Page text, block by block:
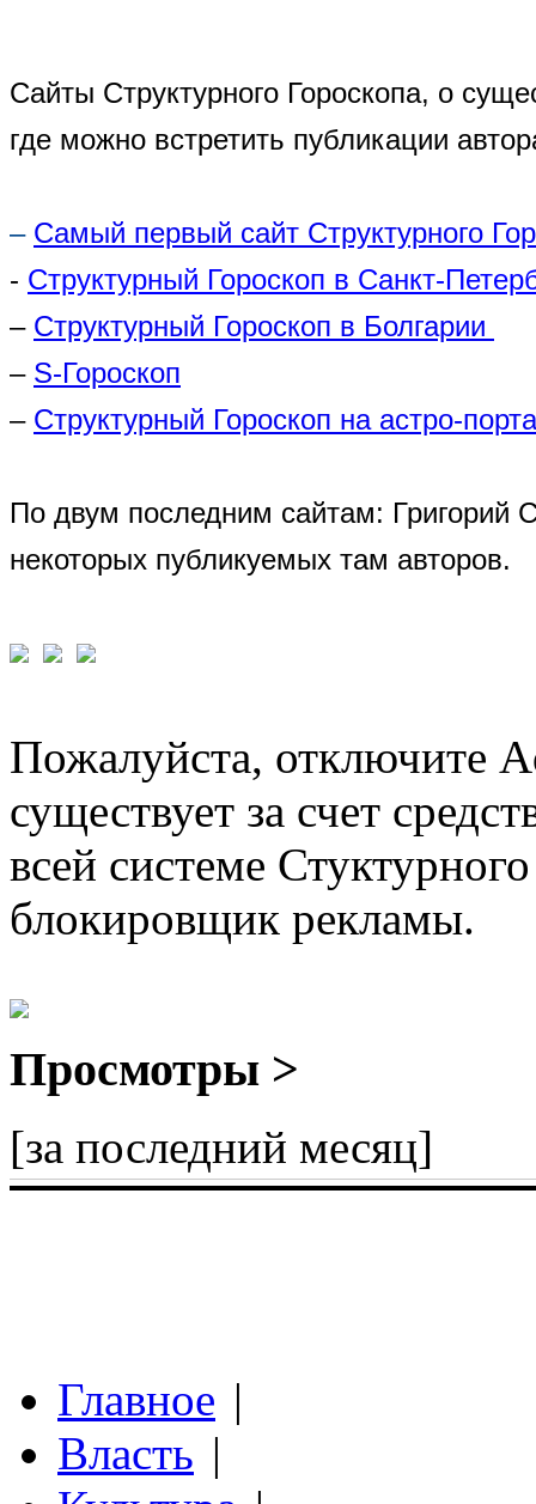
Сайты Структурного Гороскопа, о
где можно встретить публикации
– Самый первый сайт Структурного
- Структурный Гороскоп в Санкт-
– Структурный Гороскоп в Болгарии
– S-Гороскоп
– Структурный Гороскоп на астро-
По двум последним сайтам: Григорий
некоторых публикуемых там авторов.
Пожалуйста, отключите
существует за счет
всей системе
блокировщик рекламы.
Просмотры >
[за последний месяц]
Главное |
Власть |